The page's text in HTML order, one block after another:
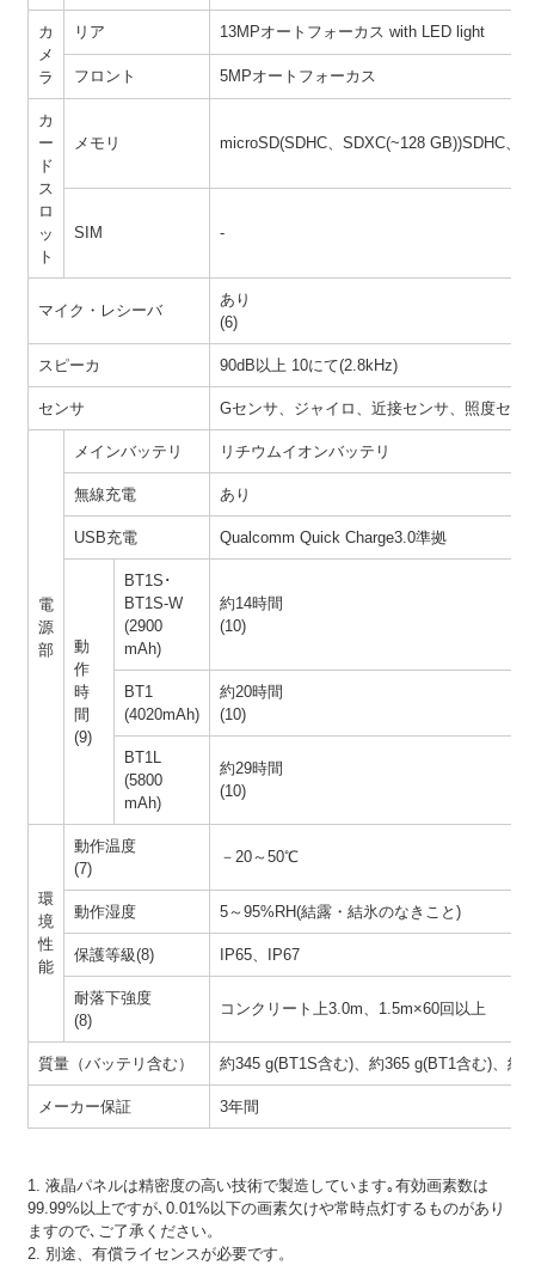
カ
メ
ラ
リア 13MPオートフォーカス with LED light
フロント 5MPオートフォーカス
カ
ー
ド
ス
ロ
ッ
ト
メモリ microSD(SDHC、SDXC(~128 GB))SDHC、
SIM -
マイク・レシーバ
あり
(6)
スピーカ 90dB以上 10にて(2.8kHz)
センサ Gセンサ、ジャイロ、近接センサ、照度セン
電
源
部
メインバッテリ リチウムイオンバッテリ
無線充電 あり
USB充電 Qualcomm Quick Charge3.0準拠
動
作
時
間
(9)
BT1S･
BT1S-W
(2900
mAh)
約14時間
(10)
BT1
(4020mAh)
約20時間
(10)
BT1L
(5800
mAh)
約29時間
(10)
環
境
性
能
動作温度
(7)
－20～50℃
動作湿度 5～95%RH(結露・結氷のなきこと)
保護等級(8) IP65、IP67
耐落下強度
(8)
コンクリート上3.0m、1.5m×60回以上
質量（バッテリ含む） 約345 g(BT1S含む)、約365 g(BT1含む)、約
メーカー保証 3年間
1. 液晶パネルは精密度の高い技術で製造しています｡有効画素数は
99.99%以上ですが､0.01%以下の画素欠けや常時点灯するものがあり
ますので､ご了承ください。
2. 別途、有償ライセンスが必要です。